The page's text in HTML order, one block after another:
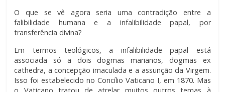
O que se vê agora seria uma contradição entre a
falibilidade humana e a infalibilidade papal, por
transferência divina?
Em termos teológicos, a infalibilidade papal está
associada só a dois dogmas marianos, dogmas ex
cathedra, a concepção imaculada e a assunção da Virgem.
Isso foi estabelecido no Concílio Vaticano I, em 1870. Mas